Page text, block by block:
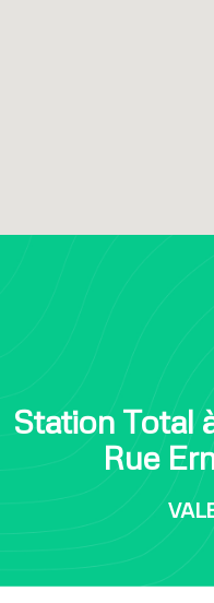
Station Total
Rue